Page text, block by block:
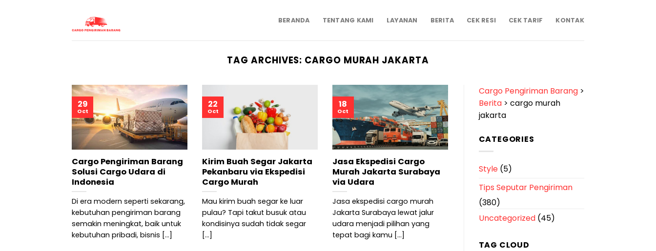
BERANDA TENTANG KAMI LAYANAN BERITA CEK RESI CEK TARIF KONTAK
TAG ARCHIVES: CARGO MURAH JAKARTA
Cargo Pengiriman Barang
Solusi Cargo Udara di
Indonesia
Di era modern seperti sekarang,
kebutuhan pengiriman barang
semakin meningkat, baik untuk
kebutuhan pribadi, bisnis [...]
29
Oct
Kirim Buah Segar Jakarta
Pekanbaru via Ekspedisi
Cargo Murah
Mau kirim buah segar ke luar
pulau? Tapi takut busuk atau
kondisinya sudah tidak segar
[...]
22
Oct
Jasa Ekspedisi Cargo
Murah Jakarta Surabaya
via Udara
Jasa ekspedisi cargo murah
Jakarta Surabaya lewat jalur
udara menjadi pilihan yang
tepat bagi kamu [...]
18
Oct
Cargo Pengiriman Barang>
Berita> cargo murah
jakarta
CATEGORIES
Style(5)
Tips Seputar Pengiriman
(380)
Uncategorized(45)
TAG CLOUD